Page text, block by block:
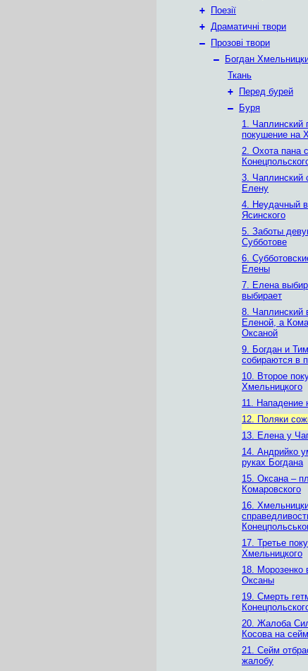
+
Поезії
+ Драматичні твори
–
Прозові твори
–
Богдан
Ткань
+
Перед бурей
–
Буря
1. Чаплинский
покушение на
2. Охота пана
3. Чаплинский
Елену
4. Неудачный
Ясинского
5. Заботы
Субботове
6.
Елены
7. Елена
выбирает
8. Чаплинский
Еленой, а
Оксаной
9. Богдан и
собираются в
10. Второе
Хмельницкого
11. Нападение
12. Поляки
13. Елена у
14. Андрийко
руках Богдана
15. Оксана –
Комаровского
16.
17. Третье
Хмельницкого
18. Морозенко
Оксаны
19. Смерть
20. Жалоба
Косова на
21. Сейм
жалобу